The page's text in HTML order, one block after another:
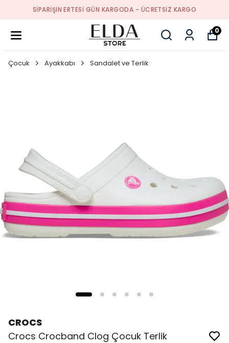
SIPARIŞIN ERTESI GÜN KARGODA - ÜCRETSIZ KARGO
0
Çocuk Ayakkabı Sandalet ve Terlik
CROCS
Crocs Crocband Clog Çocuk Terlik